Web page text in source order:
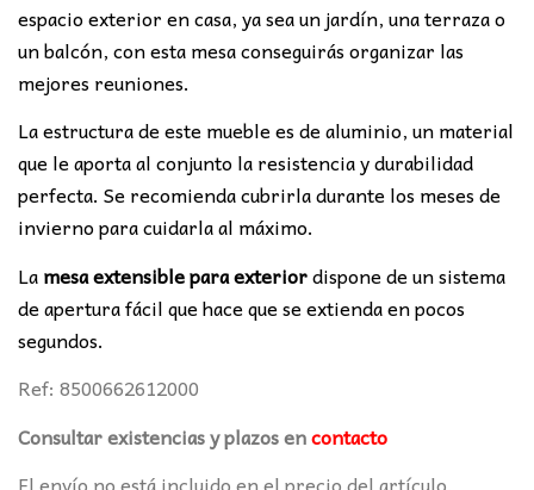
espacio exterior en casa, ya sea un jardín, una terraza o
un balcón, con esta mesa conseguirás organizar las
mejores reuniones.
La estructura de este mueble es de aluminio, un material
que le aporta al conjunto la resistencia y durabilidad
perfecta. Se recomienda cubrirla durante los meses de
invierno para cuidarla al máximo.
Lamesa extensible para exteriordispone de un sistema
de apertura fácil que hace que se extienda en pocos
segundos.
Ref: 8500662612000
Consultar existencias y plazos encontacto